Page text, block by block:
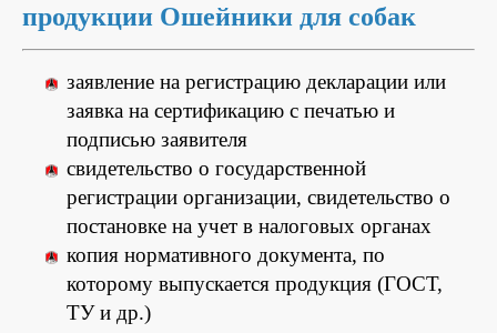
продукции Ошейники для собак
заявление на регистрацию декларации или
заявка на сертификацию с печатью и
подписью заявителя
свидетельство о государственной
регистрации организации, свидетельство о
постановке на учет в налоговых органах
копия нормативного документа, по
которому выпускается продукция (ГОСТ,
ТУ и др.)